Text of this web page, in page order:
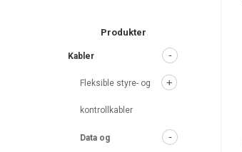
Produkter
Kabler
Fleksible styre- og
kontrollkabler
Data og